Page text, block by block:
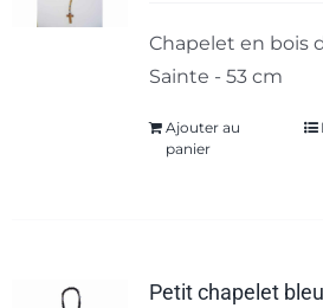
Chapelet en bois
Sainte - 53 cm
Ajouter au
panier
Petit chapelet